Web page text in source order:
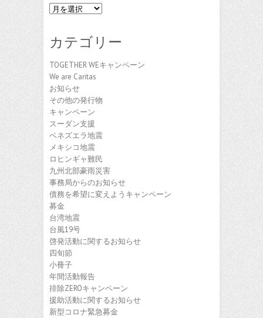
ア
イ
カテゴリー
TOGETHER WEキャンペーン
We are Caritas
お知らせ
その他の発行物
キャンペーン
スーダン支援
ベネズエラ地震
メキシコ地震
ロヒンギャ難民
九州北部豪雨災害
事務局からのお知らせ
債務を希望に変えようキャンペーン
募金
台湾地震
台風19号
啓発活動に関するお知らせ
四旬節
小冊子
年間活動報告
排除ZEROキャンペーン
援助活動に関するお知らせ
新型コロナ緊急募金